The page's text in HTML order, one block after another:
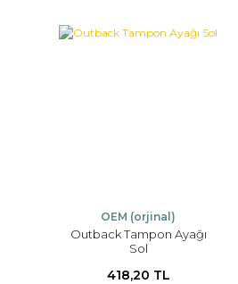
OEM (orjinal)
Outback Tampon Ayağı
Sol
418,20 TL